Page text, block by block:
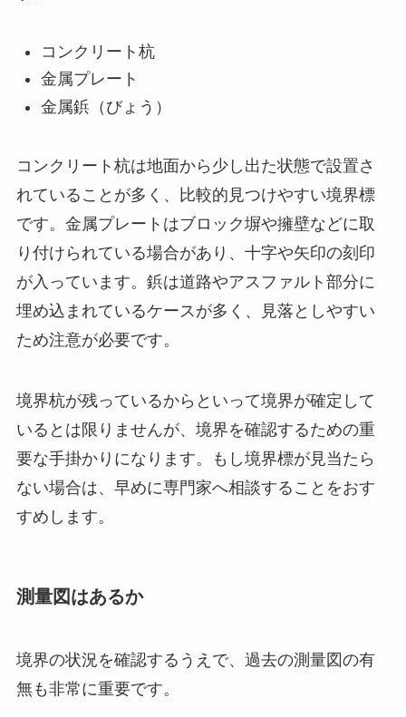
コンクリート杭
金属プレート
金属鋲（びょう）
コンクリート杭は地面から少し出た状態で設置さ
れていることが多く、比較的見つけやすい境界標
です。金属プレートはブロック塀や擁壁などに取
り付けられている場合があり、十字や矢印の刻印
が入っています。鋲は道路やアスファルト部分に
埋め込まれているケースが多く、見落としやすい
ため注意が必要です。
境界杭が残っているからといって境界が確定して
いるとは限りませんが、境界を確認するための重
要な手掛かりになります。もし境界標が見当たら
ない場合は、早めに専門家へ相談することをおす
すめします。
測量図はあるか
境界の状況を確認するうえで、過去の測量図の有
無も非常に重要です。